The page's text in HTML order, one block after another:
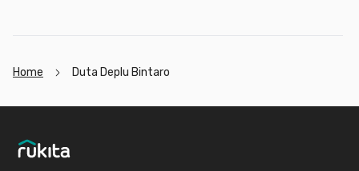
Home Duta Deplu Bintaro